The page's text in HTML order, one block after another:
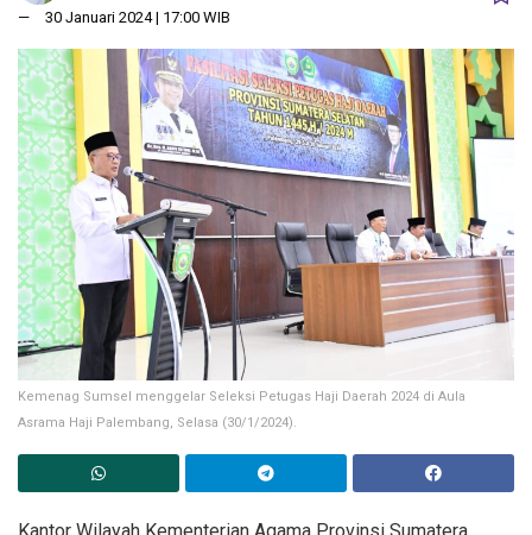
30 Januari 2024 | 17:00 WIB
Kemenag Sumsel menggelar Seleksi Petugas Haji Daerah 2024 di Aula
Asrama Haji Palembang, Selasa (30/1/2024).